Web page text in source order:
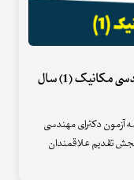
سئوالات و پاسخنامه آزمون دکترای مهندسی مکانیک (1) سال
آزمون دکترای مهندسی
سنجش تقدیم علاقمندان